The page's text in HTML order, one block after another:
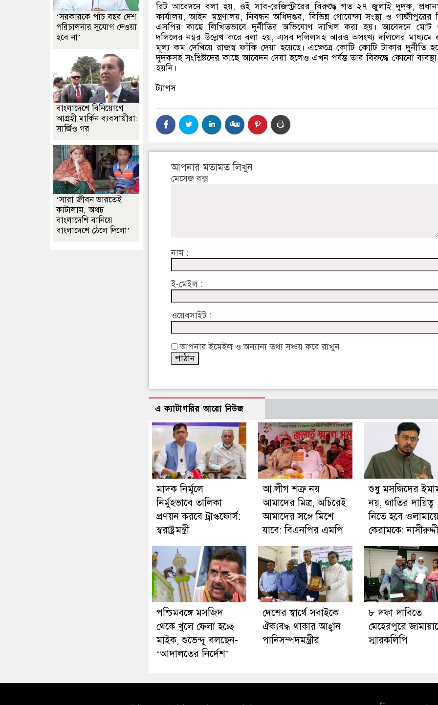
রিট আবেদনে বলা হয়, ওই সাব-রেজিস্ট্রারের বিরুদ্ধে গত ২৭ জুলাই দুদক,
কার্যালয়, আইন মন্ত্রণালয়, নিবন্ধন অধিদপ্তর, বিভিন্ন গোয়েন্দা সংস্থা ও গাজীপুরের
এসপির কাছে লিখিতভাবে দুর্নীতির অভিযোগ দাখিল করা হয়। আবেদনে মোট
দলিলের নম্বর উল্লেখ করে বলা হয়, এসব দলিলসহ আরও অসংখ্য দলিলের মাধ্যমে
মূল্য কম দেখিয়ে রাজস্ব ফাঁকি দেয়া হয়েছে। এক্ষেত্রে কোটি কোটি টাকার দুর্নীতি
দুদকসহ সংশ্লিষ্টদের কাছে আবেদন দেয়া হলেও এখন পর্যন্ত তার বিরুদ্ধে কোনো ব্যবস্থা
হয়নি।
ট্যাগস
আপনার মতামত লিখুন
মেসেজ বক্স
নাম :
ই-মেইল :
ওয়েবসাইট :
আপনার ইমেইল ও অন্যান্য তথ্য সঞ্চয় করে রাখুন
এ ক্যাটাগরির আরো নিউজ
মাদক নির্মূলে
নির্মুহভাবে তালিকা
প্রণয়ন করবে ট্রাস্কফোর্স:
স্বরাষ্ট্রমন্ত্রী
আ.লীগ শত্রু নয়
আমাদের মিত্র, অচিরেই
আমাদের সঙ্গে মিশে
যাবে: বিএনপির এমপি
শুধু মসজিদের
নয়, জাতির দায়িত্ব
নিতে হবে ওলামায়ে
কেরামকে:
পশ্চিমবঙ্গে মসজিদ
থেকে খুলে ফেলা হচ্ছে
মাইক, শুভেন্দু বলছেন-
‘আদালতের নির্দেশ’
দেশের স্বার্থে সবাইকে
ঐক্যবদ্ধ থাকার আহ্বান
পানিসম্পদমন্ত্রীর
৮ দফা দাবিতে
মেহেরপুরে
স্মারকলিপি
‘সরকারকে পাঁচ বছর দেশ
পরিচালনার সুযোগ দেওয়া
হবে না’
বাংলাদেশে বিনিয়োগে
আগ্রহী মার্কিন ব্যবসায়ীরা:
সার্জিও গর
‘সারা জীবন ভারতেই
কাটালাম, অথচ
বাংলাদেশি বানিয়ে
বাংলাদেশে ঠেলে দিলো’